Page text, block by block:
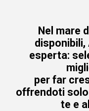
Nel mare
disponibili,
esperta:
per far
offrendoti
te e